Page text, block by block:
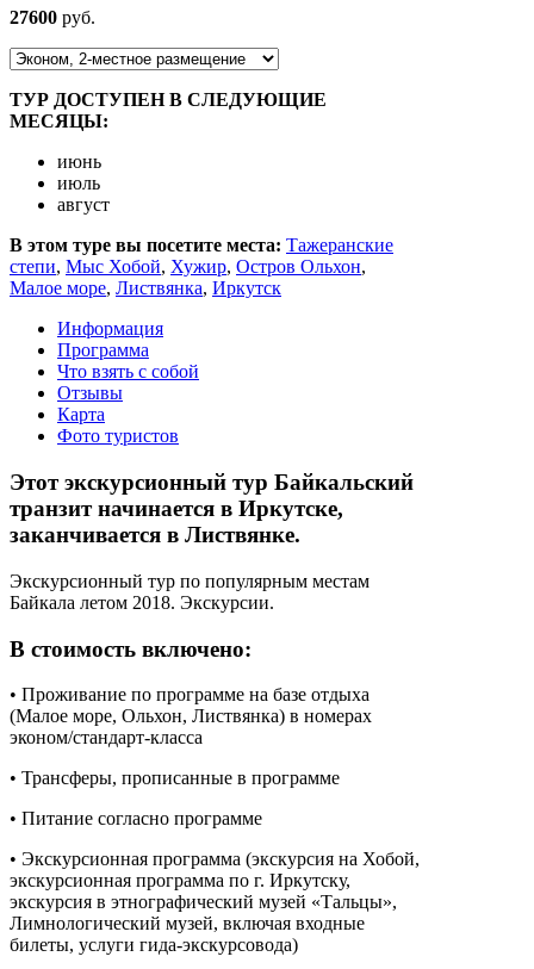
27600 руб.
ТУР ДОСТУПЕН В СЛЕДУЮЩИЕ
МЕСЯЦЫ:
июнь
июль
август
В этом туре вы посетите места: Тажеранские
степи, Мыс Хобой, Хужир, Остров Ольхон,
Малое море, Листвянка, Иркутск
Информация
Программа
Что взять с собой
Отзывы
Карта
Фото туристов
Этот экскурсионный тур Байкальский
транзит начинается в Иркутске,
заканчивается в Листвянке.
Экскурсионный тур по популярным местам
Байкала летом 2018. Экскурсии.
В стоимость включено:
• Проживание по программе на базе отдыха
(Малое море, Ольхон, Листвянка) в номерах
эконом/стандарт-класса
• Трансферы, прописанные в программе
• Питание согласно программе
• Экскурсионная программа (экскурсия на Хобой,
экскурсионная программа по г. Иркутску,
экскурсия в этнографический музей «Тальцы»,
Лимнологический музей, включая входные
билеты, услуги гида-экскурсовода)